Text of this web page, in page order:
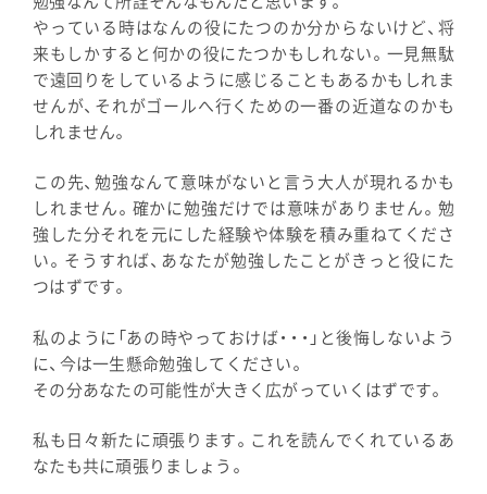
やっている時はなんの役にたつのか分からないけど、将
来もしかすると何かの役にたつかもしれない。一見無駄
で遠回りをしているように感じることもあるかもしれま
せんが、それがゴールへ行くための一番の近道なのかも
しれません。
この先、勉強なんて意味がないと言う大人が現れるかも
しれません。確かに勉強だけでは意味がありません。勉
強した分それを元にした経験や体験を積み重ねてくださ
い。そうすれば、あなたが勉強したことがきっと役にた
つはずです。
私のように「あの時やっておけば・・・」と後悔しないよう
に、今は一生懸命勉強してください。
その分あなたの可能性が大きく広がっていくはずです。
私も日々新たに頑張ります。これを読んでくれているあ
なたも共に頑張りましょう。